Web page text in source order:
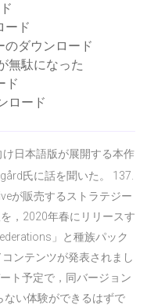
ード
のダウンロード
無駄になった
ド
ロード
日本語版が展開する本作
氏に話を聞いた。 137.
が販売するストラテジー
，2020年春にリリースす
」と種族パック
ンテンツが発表されまし
ト予定で，同バージョン
ない体験ができるはずで